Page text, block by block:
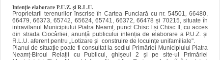
Intenție elaborare P.U.Z. și R.L.U.
Proprietarii terenurilor înscrise în Cartea Funciară cu nr. 54501, 66480,
66479, 66373, 65742, 65624, 65741, 66372, 66478 și 70215, situate în
intravilanul Municipiului Piatra Neamț, punct Chisc I și Chisc II, cu acces
din strada Ciocârliei, anunță publicului intenția de elaborare a P.U.Z. și
R.L.U. aferent pentru „Lotizare și construire de locuințe unifamiliale".
Planul de situație poate fi consultat la sediul Primăriei Municipiului Piatra
Neamț-Biroul Relații cu Publicul, ghișeul 2 și pe site-ul Primăriei